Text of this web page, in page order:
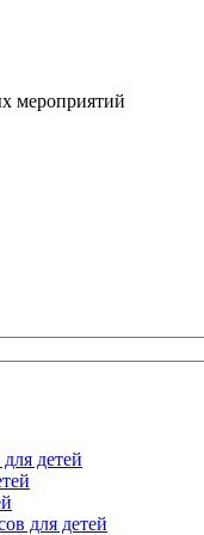
мероприятий
детей
для детей